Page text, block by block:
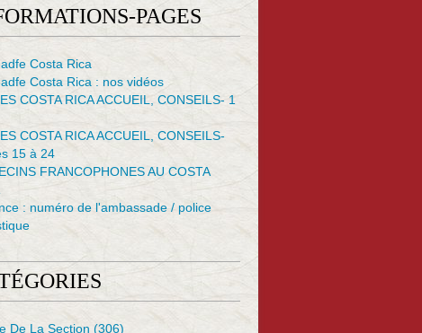
PAGES
Costa Rica
Costa Rica : nos vidéos
COSTA RICA ACCUEIL, CONSEILS- 1
COSTA RICA ACCUEIL, CONSEILS-
15 à 24
FRANCOPHONES AU COSTA
: numéro de l'ambassade / police
De La Section (306)